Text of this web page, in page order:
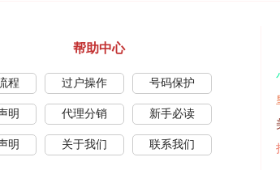
帮助中心
程 过户操作 号码保护
明 代理分销 新手必读
明 关于我们 联系我们